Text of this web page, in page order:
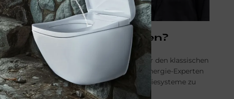
Wa­rum En­er­gie-Ex­per­ten?
Moderne Handwerksbetriebe gehen über den klassischen
Heizungsbau hinaus: So haben unsere Energie-Experten
den Anspruch, maßgeschneiderte Energiesysteme zu
entwickeln - für unsere Kunden.